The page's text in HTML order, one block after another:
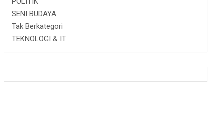
SENI BUDAYA
Tak Berkategori
TEKNOLOGI & IT